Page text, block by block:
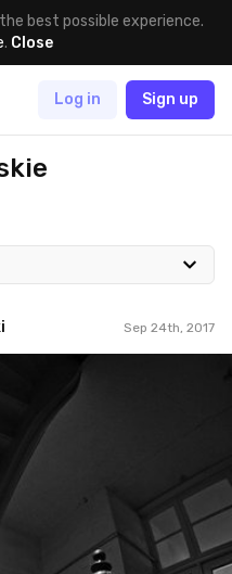
best possible experience.
. Close
Log in Sign up
Sep 24th, 2017